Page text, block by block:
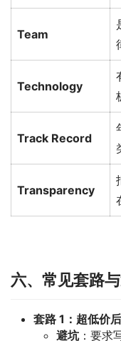
Team
Technology
Track Record
Transparency
六、常见套路
套路 1：超低价
避坑：要求